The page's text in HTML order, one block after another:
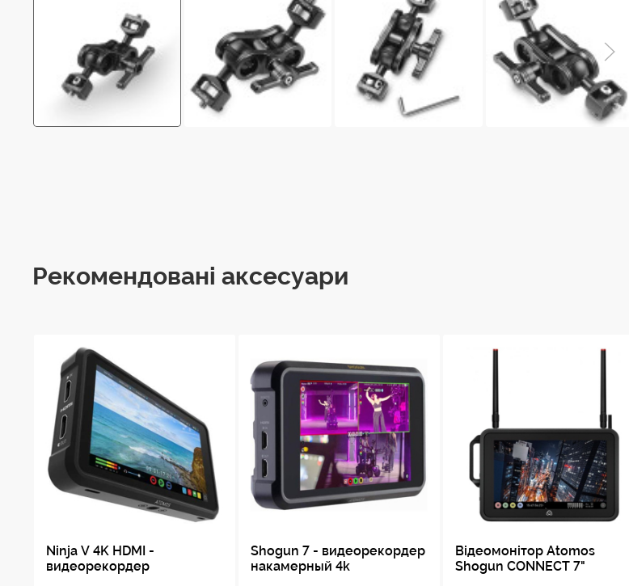
Рекомендовані аксесуари
Ninja V 4K HDMI -
видеорекордер
Shogun 7 - видеорекордер
накамерный 4k
Відеомонітор Atomos
Shogun CONNECT 7"